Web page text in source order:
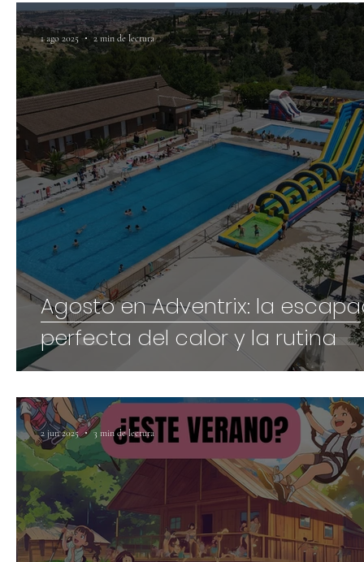
Agosto en Adventrix: la
perfecta del calor y la rutina
1 ago 2025 2 min de lectura
2 jun 2025 3 min de lectura